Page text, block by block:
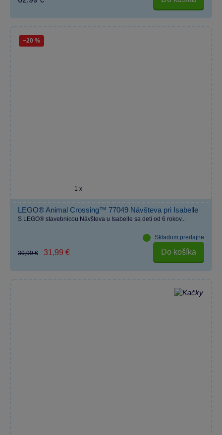
−20 %
1 x
LEGO® Animal Crossing™ 77049 Návšteva pri Isabelle
S LEGO® stavebnicou Návšteva u Isabelle sa deti od 6 rokov...
Skladom predajne
39,99 € 31,99 € Do košíka